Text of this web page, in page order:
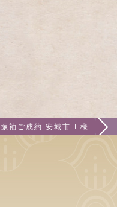
振袖ご成約 安城市 I 様